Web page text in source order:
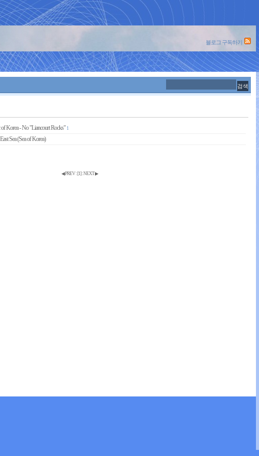
블로그 구독하기
of Korea - No "Liancourt Rocks" 1
Sea (Sea of Korea)
◀ PREV: [1]:NEXT ▶